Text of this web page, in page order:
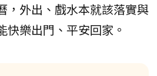
，外出、戲水本就該落實與
快樂出門、平安回家。